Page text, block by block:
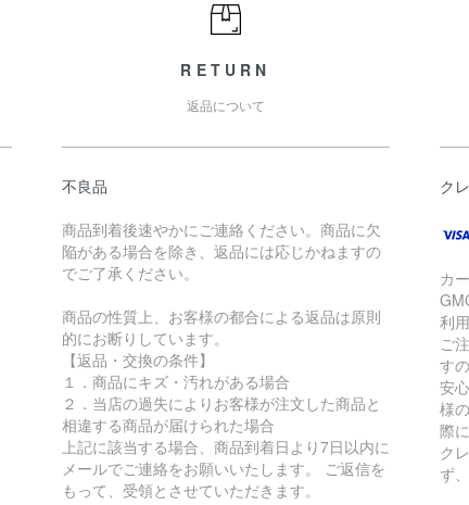
RETURN
返品について
不良品
商品到着後速やかにご連絡ください。商品に欠
陥がある場合を除き、返品には応じかねますの
でご了承ください。
商品の性質上、お客様の都合による返品は原則
的にお断りしています。
【返品・交換の条件】
１．商品にキズ・汚れがある場合
２．当店の過失によりお客様が注文した商品と
相違する商品が届けられた場合
上記に該当する場合、商品到着日より7日以内に
メールでご連絡をお願いいたします。 ご返信を
もって、受領とさせていただきます。
ク
カ
利
ご
す
安
様
際
ク
ず